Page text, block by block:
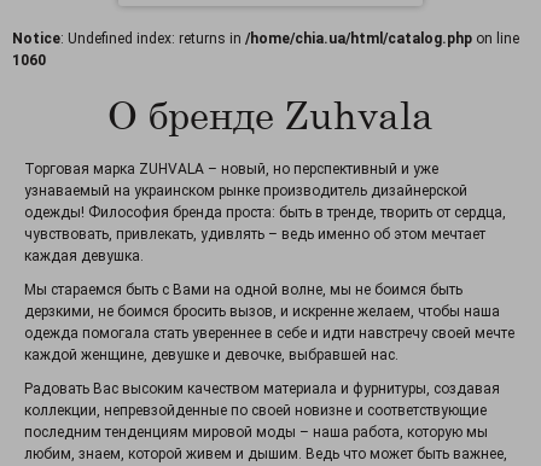
Notice: Undefined index: returns in /home/chia.ua/html/catalog.php on line
1060
О бренде Zuhvala
Торговая марка ZUHVALA – новый, но перспективный и уже
узнаваемый на украинском рынке производитель дизайнерской
одежды! Философия бренда проста: быть в тренде, творить от сердца,
чувствовать, привлекать, удивлять – ведь именно об этом мечтает
каждая девушка.
Мы стараемся быть с Вами на одной волне, мы не боимся быть
дерзкими, не боимся бросить вызов, и искренне желаем, чтобы наша
одежда помогала стать увереннее в себе и идти навстречу своей мечте
каждой женщине, девушке и девочке, выбравшей нас.
Радовать Вас высоким качеством материала и фурнитуры, создавая
коллекции, непревзойденные по своей новизне и соответствующие
последним тенденциям мировой моды – наша работа, которую мы
любим, знаем, которой живем и дышим. Ведь что может быть важнее,